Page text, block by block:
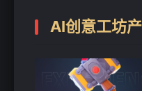
AI创意工坊